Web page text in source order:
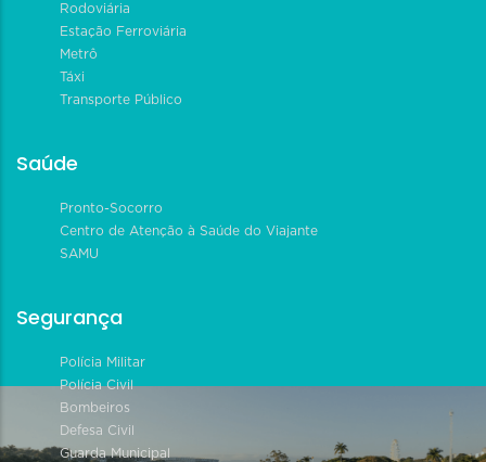
Rodoviária
Estação Ferroviária
Metrô
Táxi
Transporte Público
Saúde
Pronto-Socorro
Centro de Atenção à Saúde do Viajante
SAMU
Segurança
Polícia Militar
Polícia Civil
Bombeiros
Defesa Civil
Guarda Municipal